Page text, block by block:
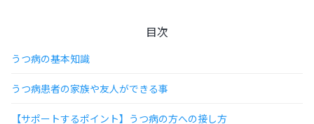
目次
うつ病の基本知識
うつ病患者の家族や友人ができる事
【サポートするポイント】うつ病の方への接し方